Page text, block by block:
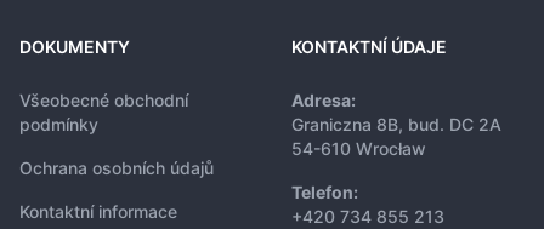
DOKUMENTY
Všeobecné obchodní
podmínky
Ochrana osobních údajů
Kontaktní informace
KONTAKTNÍ ÚDAJE
Adresa:
Graniczna 8B, bud. DC 2A
54-610 Wrocław
Telefon:
+420 734 855 213